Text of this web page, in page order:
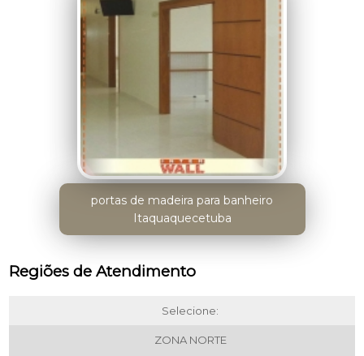
portas de madeira para banheiro
Itaquaquecetuba
Regiões de Atendimento
Selecione:
ZONA NORTE